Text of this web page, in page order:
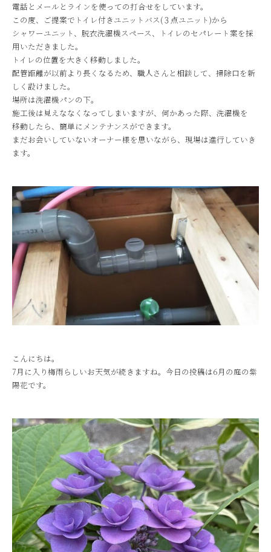
電話とメールとラインを使っての打合せをしています。
この度、ご提案でトイレ付きユニットバス(３点ユニット)から
シャワーユニット、脱衣洗濯機スペース、トイレのセパレート案を採
用いただきました。
トイレの位置を大きく移動しました。
配管距離が以前より長くなるため、職人さんと相談して、掃除口を新
しく設けました。
場所は洗濯機パンの下。
施工後は見えななくなってしまいますが、何かあった際、洗濯機を
移動したら、簡単にメンテナンスができます。
まだお会いしていないオーナー様を思いながら、現場は進行していき
ます。
こんにちは。
7月に入り梅雨らしいお天気が続きますね。今日の投稿は6月の庭の紫
陽花です。